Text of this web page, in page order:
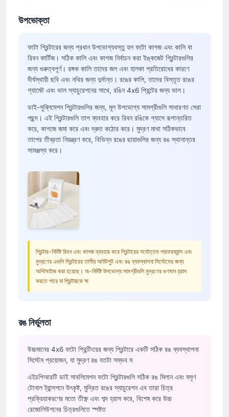
উপভোক্তা
ফটো প্রিন্টারের জন্য প্রধান উপভোগ্যবস্তু হল ফটো কাগজ এবং কালি বা
রিবন কার্টিজ। সঠিক কালি এবং কাগজ নির্বাচন করা ইঙ্কজেট প্রিন্টারগুলির
জন্য গুরুত্বপূর্ণ। রঙ্গক কালি তাদের জল এবং হালকা প্রতিরোধের কারণে
দীর্ঘস্থায়ী ছবি এবং নথির জন্য দুর্দান্ত। রঙের কালি, তাদের বিস্তৃত রঙের
গ্যামেট এবং ভাল স্যাচুরেশনের সাথে, রঙিন 4x6 প্রিন্টের জন্য ভাল।
ডাই-সুব্লিমেশন প্রিন্টারগুলির জন্য, মূল উপভোগ্য সামগ্রীগুলি সাধারণত সেরা
পছন্দ। এই প্রিন্টারগুলি তাপ ব্যবহার করে রিবন রঙিকে গ্যাসে রূপান্তরিত
করে, কাগজে জমা করে এবং দ্রুত কঠোর করে। মুদ্রণ মাথা সঠিকভাবে
তাপের তীব্রতা নিয়ন্ত্রণ করে, বিভিন্ন রঙের ছায়াগুলির জন্য রঙ স্থানান্তর
সামঞ্জস্য করে।
প্রিন্টার-নির্দিষ্ট রিবন এবং কাগজ ব্যবহার করে প্রিন্টারের সর্বোত্তম পারফরম্যান্স এবং
মুদ্রণের এগুলি প্রিন্টারের তাপীয় আউটপুট এবং রঙ ব্যবস্থাপনা সিস্টেমের জন্য
অপ্টিমাইজ করা হয়েছে। অ-নির্দিষ্ট উপভোগ্য সামগ্রীগুলি মুদ্রণের গুণমান হ্রাস
করতে পারে বা প্রিন্টারকে ক্ষ
রঙ নির্ভুলতা
উচ্চমানের 4x6 ফটো প্রিন্টিংয়ের জন্য প্রিন্টারে একটি সঠিক রঙ ব্যবস্থাপনা
সিস্টেম প্রয়োজন, যা মুদ্রণ রঙ যতটা সম্ভব ম
এইচপিআরটি ডাই সাবলিমেশন ফটো প্রিন্টারগুলি সঠিক রঙ মিলান এবং মসৃণ
টোনাল ট্রান্সশনে উৎকৃষ্ট, মুদ্রিত রঙের স্যাচুরেশন এব তারা চিত্র
প্রক্রিয়াকরণের মতো তীক্ষ্ণ এবং শব্দ হ্রাস করে, বিশেষ করে উচ্চ
রেজোলিউশনের চিত্রগুলিতে স্পষ্টত